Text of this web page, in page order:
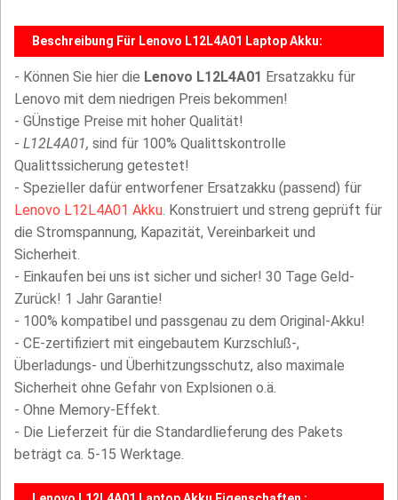
Beschreibung Für Lenovo L12L4A01 Laptop Akku:
- Können Sie hier die Lenovo L12L4A01 Ersatzakku für
Lenovo mit dem niedrigen Preis bekommen!
- GÜnstige Preise mit hoher Qualität!
- L12L4A01, sind für 100% Qualittskontrolle
Qualittssicherung getestet!
- Spezieller dafür entworfener Ersatzakku (passend) für
Lenovo L12L4A01 Akku. Konstruiert und streng geprüft für
die Stromspannung, Kapazität, Vereinbarkeit und
Sicherheit.
- Einkaufen bei uns ist sicher und sicher! 30 Tage Geld-
Zurück! 1 Jahr Garantie!
- 100% kompatibel und passgenau zu dem Original-Akku!
- CE-zertifiziert mit eingebautem Kurzschluß-,
Überladungs- und Überhitzungsschutz, also maximale
Sicherheit ohne Gefahr von Explsionen o.ä.
- Ohne Memory-Effekt.
- Die Lieferzeit für die Standardlieferung des Pakets
beträgt ca. 5-15 Werktage.